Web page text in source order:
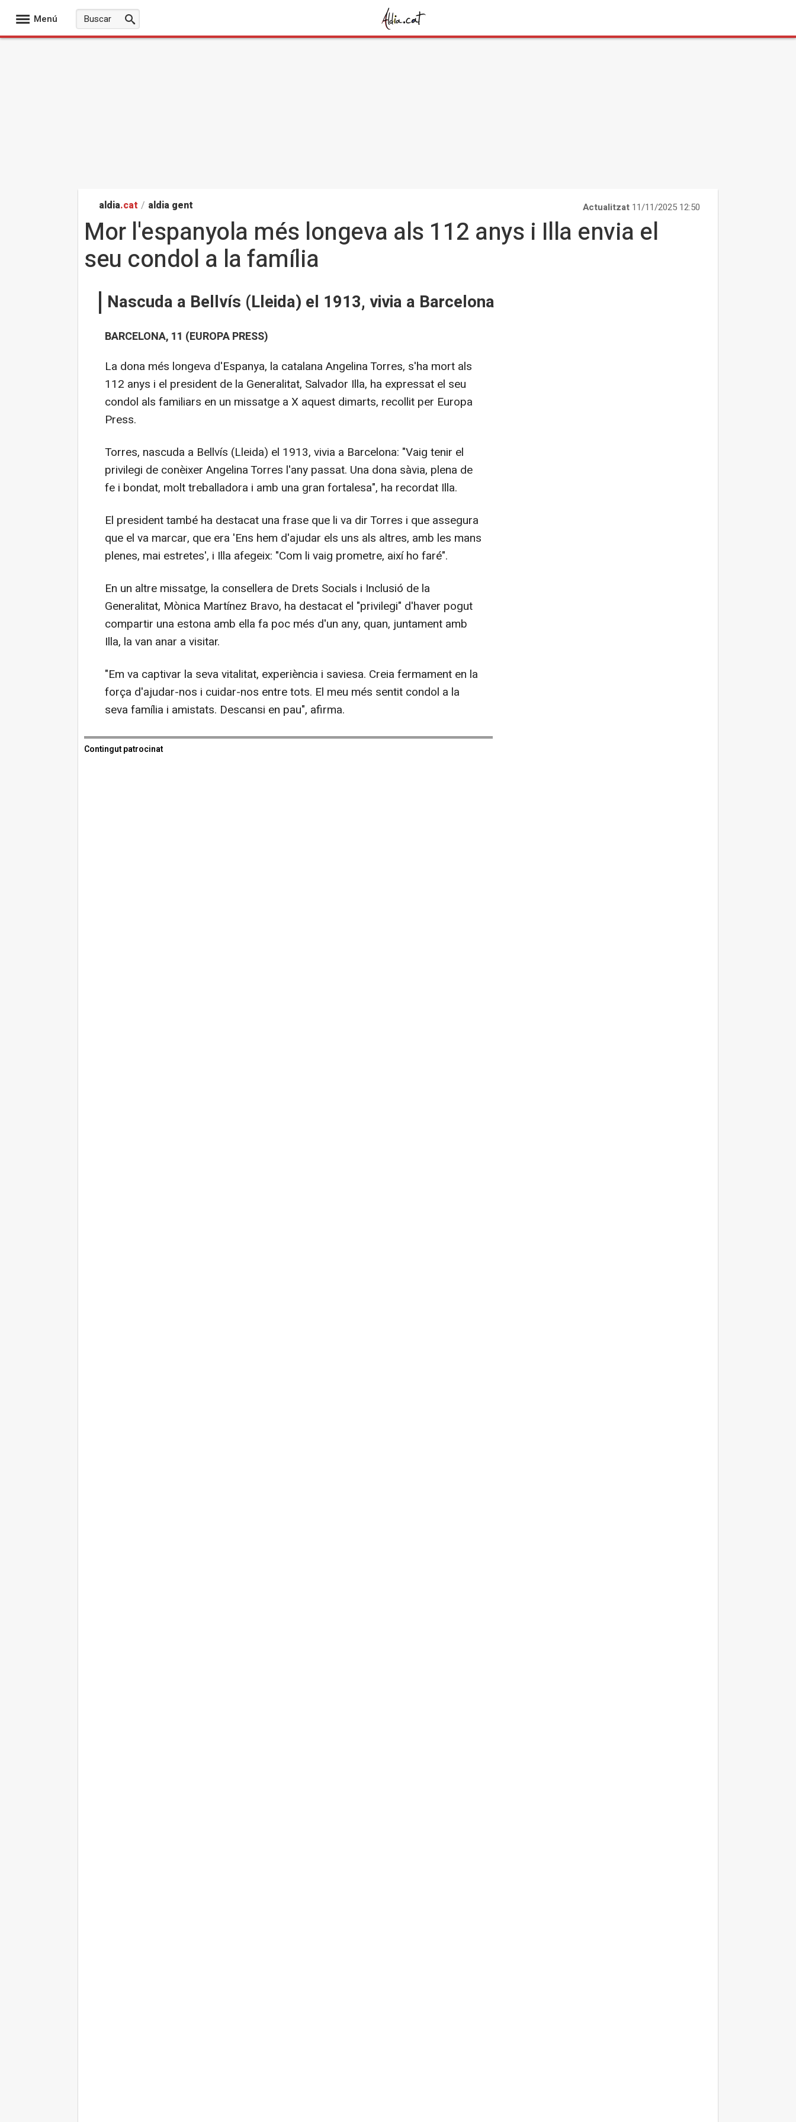
Menú
aldia.cat / aldia gent Actualitzat 11/11/2025 12:50
Mor l'espanyola més longeva als 112 anys i Illa envia el
seu condol a la família
Nascuda a Bellvís (Lleida) el 1913, vivia a Barcelona
BARCELONA, 11 (EUROPA PRESS)
La dona més longeva d'Espanya, la catalana Angelina Torres, s'ha mort als
112 anys i el president de la Generalitat, Salvador Illa, ha expressat el seu
condol als familiars en un missatge a X aquest dimarts, recollit per Europa
Press.
Torres, nascuda a Bellvís (Lleida) el 1913, vivia a Barcelona: "Vaig tenir el
privilegi de conèixer Angelina Torres l'any passat. Una dona sàvia, plena de
fe i bondat, molt treballadora i amb una gran fortalesa", ha recordat Illa.
El president també ha destacat una frase que li va dir Torres i que assegura
que el va marcar, que era 'Ens hem d'ajudar els uns als altres, amb les mans
plenes, mai estretes', i Illa afegeix: "Com li vaig prometre, així ho faré".
En un altre missatge, la consellera de Drets Socials i Inclusió de la
Generalitat, Mònica Martínez Bravo, ha destacat el "privilegi" d'haver pogut
compartir una estona amb ella fa poc més d'un any, quan, juntament amb
Illa, la van anar a visitar.
"Em va captivar la seva vitalitat, experiència i saviesa. Creia fermament en la
força d'ajudar-nos i cuidar-nos entre tots. El meu més sentit condol a la
seva família i amistats. Descansi en pau", afirma.
Contingut patrocinat